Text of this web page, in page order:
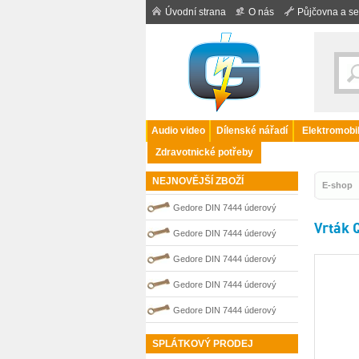
Úvodní strana O nás Půjčovna a
Audio video Dílenské nářadí
Zdravotnické potřeby
NEJNOVĚJŠÍ ZBOŽÍ
Gedore DIN 7444 úderový
nejiskřivý plochý (palcový) klíč
0100205S
Gedore DIN 7444 úderový
nejiskřivý plochý (palcový) klíč
0100204S
Gedore DIN 7444 úderový
nejiskřivý plochý (palcový) klíč
0100210S
Gedore DIN 7444 úderový
nejiskřivý plochý (palcový) klíč
0100206S
Gedore DIN 7444 úderový
nejiskřivý plochý (palcový) klíč
SPLÁTKOVÝ PRODEJ
E-shop
Vrták